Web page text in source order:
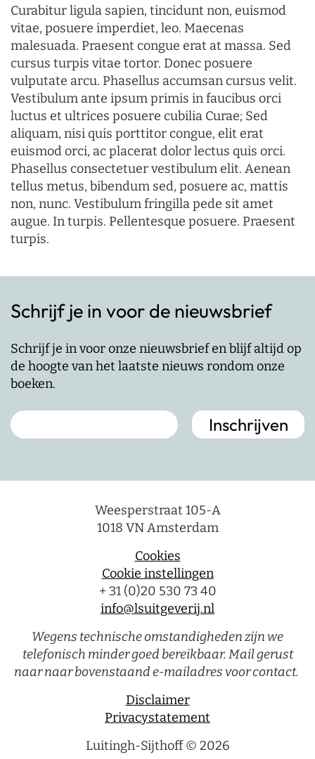
Curabitur ligula sapien, tincidunt non, euismod
vitae, posuere imperdiet, leo. Maecenas
malesuada. Praesent congue erat at massa. Sed
cursus turpis vitae tortor. Donec posuere
vulputate arcu. Phasellus accumsan cursus velit.
Vestibulum ante ipsum primis in faucibus orci
luctus et ultrices posuere cubilia Curae; Sed
aliquam, nisi quis porttitor congue, elit erat
euismod orci, ac placerat dolor lectus quis orci.
Phasellus consectetuer vestibulum elit. Aenean
tellus metus, bibendum sed, posuere ac, mattis
non, nunc. Vestibulum fringilla pede sit amet
augue. In turpis. Pellentesque posuere. Praesent
turpis.
Schrijf je in voor de nieuwsbrief
Schrijf je in voor onze nieuwsbrief en blijf altijd op
de hoogte van het laatste nieuws rondom onze
boeken.
Weesperstraat 105-A
1018 VN Amsterdam
Cookies
Cookie instellingen
+ 31 (0)20 530 73 40
info@lsuitgeverij.nl
Wegens technische omstandigheden zijn we
telefonisch minder goed bereikbaar. Mail gerust
naar naar bovenstaand e-mailadres voor contact.
Disclaimer
Privacystatement
Luitingh-Sijthoff © 2026